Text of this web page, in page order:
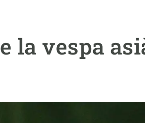
la vespa
ecosistemes
terra
Solucions
Innovació
Vine de